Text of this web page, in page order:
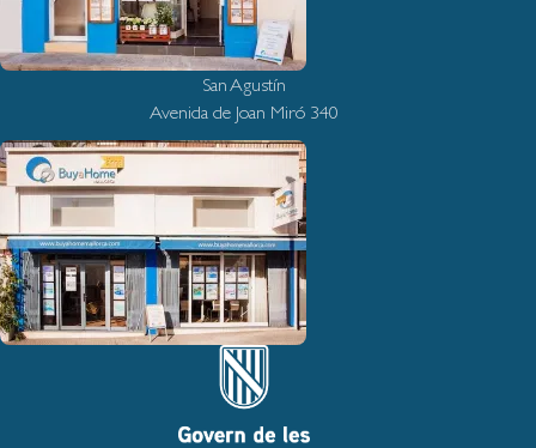
San Agustín
Avenida de Joan Miró 340